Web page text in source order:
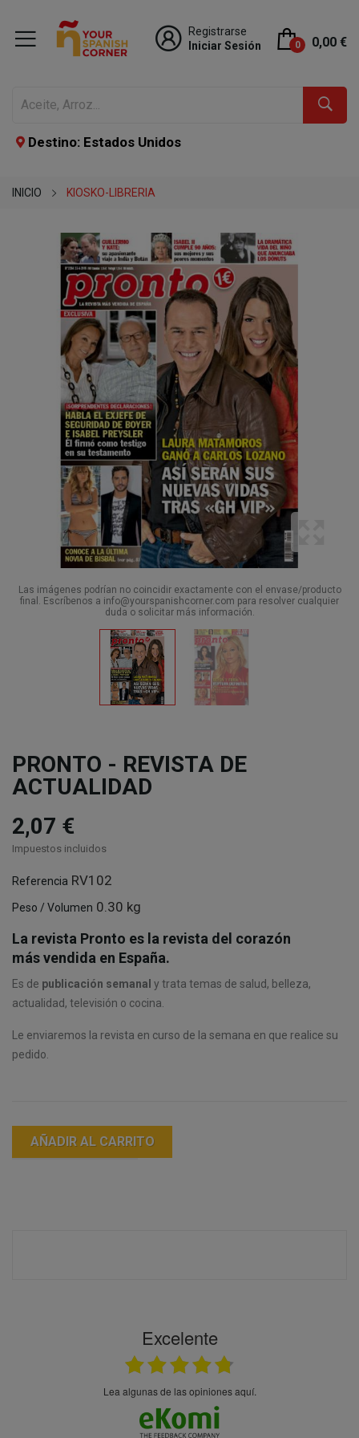
Registrarse
Iniciar Sesión
0 0,00 €
Destino: Estados Unidos
INICIO KIOSKO-LIBRERIA
Las imágenes podrían no coincidir exactamente con el envase/producto
final. Escríbenos a info@yourspanishcorner.com para resolver cualquier
duda o solicitar más información.
PRONTO - REVISTA DE
ACTUALIDAD
2,07 €
Impuestos incluidos
Referencia RV102
Peso / Volumen 0.30 kg
La revista Pronto es la revista del corazón
más vendida en España.
Es de publicación semanal y trata temas de salud, belleza,
actualidad, televisión o cocina.
Le enviaremos la revista en curso de la semana en que realice su
pedido.
AÑADIR AL CARRITO
Excelente
Lea algunas de las opiniones aquí.